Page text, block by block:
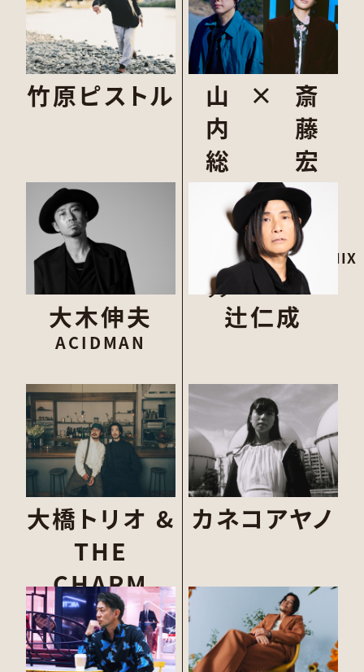
竹原ピストル
大木伸夫
ACIDMAN
大橋トリオ &
THE
CHARM
PARK
山
内
総
一
郎
フジフ
ァブリ
ック
×
斎
藤
宏
介
UNISON
SQUARE
GARDEN/XIIX
辻仁成
カネコアヤノ